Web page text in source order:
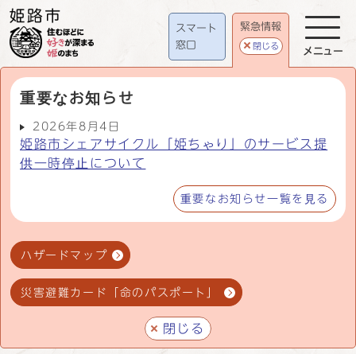
スマート
窓口
緊急情報
閉じる
重要なお知らせ
2026年8月4日
姫路市シェアサイクル「姫ちゃり」のサービス提
供一時停止について
重要なお知らせ一覧を見る
ハザードマップ
災害避難カード「命のパスポート」
閉じる
メニュー